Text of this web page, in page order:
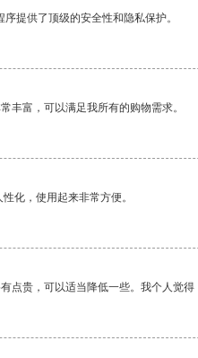
提供了顶级的安全性和隐私保护。
丰富，可以满足我所有的购物需求。
化，使用起来非常方便。
点贵，可以适当降低一些。我个人觉